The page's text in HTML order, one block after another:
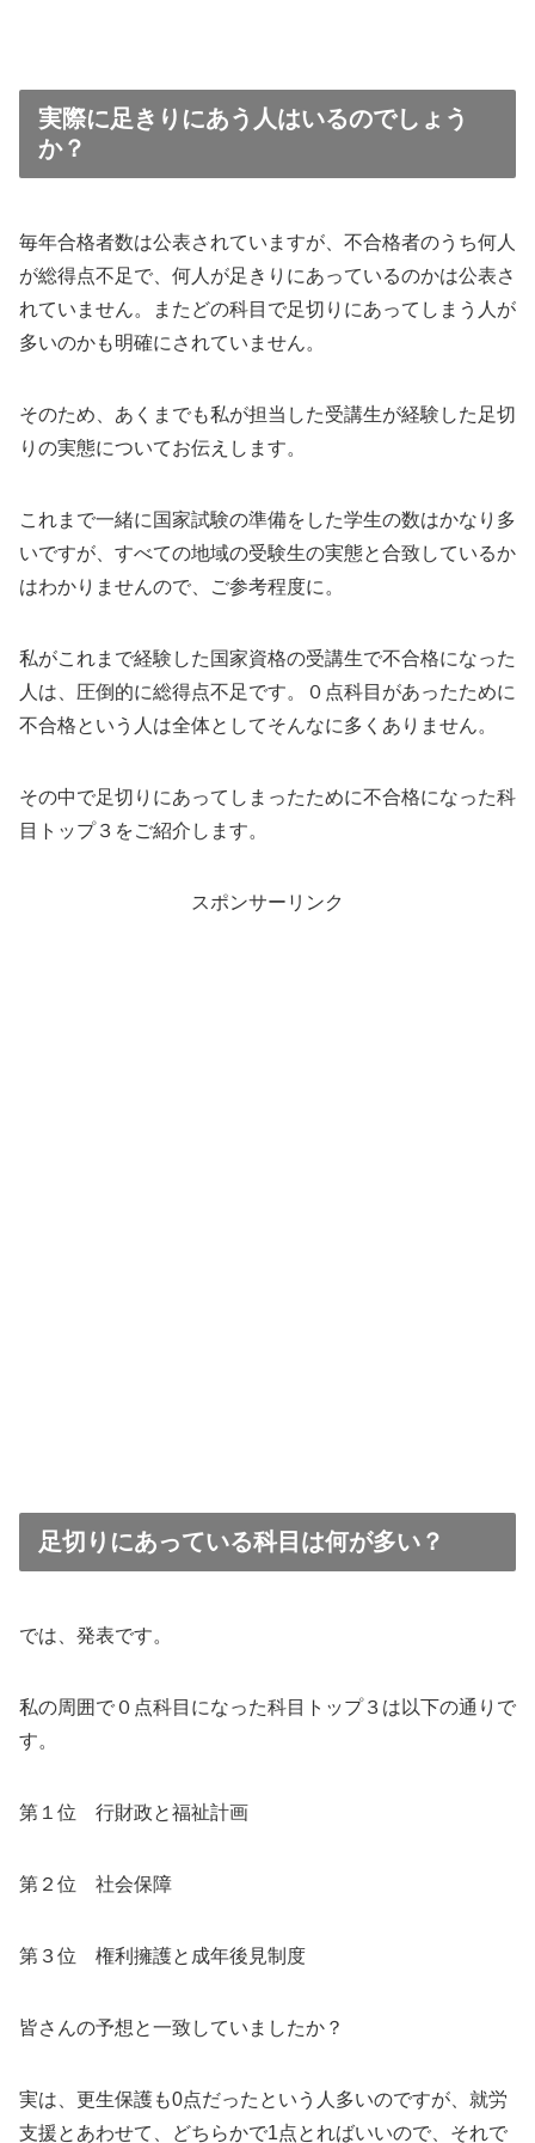
実際に足きりにあう人はいるのでしょう
か？
毎年合格者数は公表されていますが、不合格者のうち何人
が総得点不足で、何人が足きりにあっているのかは公表さ
れていません。またどの科目で足切りにあってしまう人が
多いのかも明確にされていません。
そのため、あくまでも私が担当した受講生が経験した足切
りの実態についてお伝えします。
これまで一緒に国家試験の準備をした学生の数はかなり多
いですが、すべての地域の受験生の実態と合致しているか
はわかりませんので、ご参考程度に。
私がこれまで経験した国家資格の受講生で不合格になった
人は、圧倒的に総得点不足です。０点科目があったために
不合格という人は全体としてそんなに多くありません。
その中で足切りにあってしまったために不合格になった科
目トップ３をご紹介します。
スポンサーリンク
足切りにあっている科目は何が多い？
では、発表です。
私の周囲で０点科目になった科目トップ３は以下の通りで
す。
第１位 行財政と福祉計画
第２位 社会保障
第３位 権利擁護と成年後見制度
皆さんの予想と一致していましたか？
実は、更生保護も0点だったという人多いのですが、就労
支援とあわせて、どちらかで1点とればいいので、それで